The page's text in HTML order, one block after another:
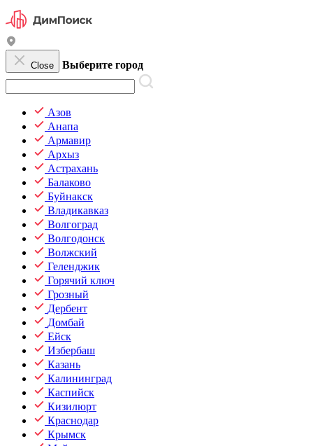
Close Выберите город
Азов
Анапа
Армавир
Архыз
Астрахань
Балаково
Буйнакск
Владикавказ
Волгоград
Волгодонск
Волжский
Геленджик
Горячий ключ
Грозный
Дербент
Домбай
Ейск
Избербаш
Казань
Калининград
Каспийск
Кизилюрт
Краснодар
Крымск